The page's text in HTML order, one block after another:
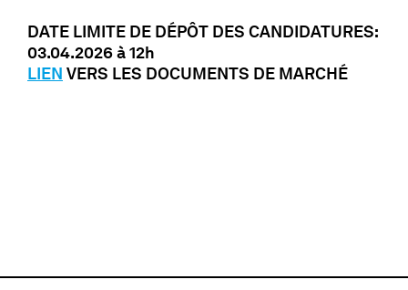
DATE LIMITE DE DÉPÔT DES CANDIDATURES:
03.04.2026 à 12h
LIEN VERS LES DOCUMENTS DE MARCHÉ